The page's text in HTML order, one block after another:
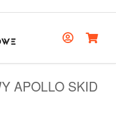
APOLLO SKID